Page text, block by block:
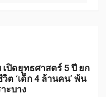
ปิดยุทธศาสตร์ 5 ปี ยก
‘เด็ก 4 ล้านคน’ พ้น
ะบาง